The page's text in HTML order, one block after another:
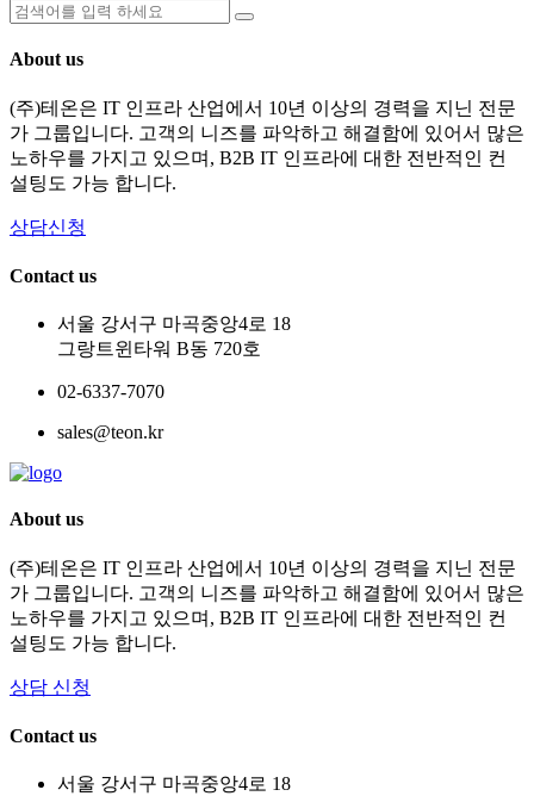
About us
(주)테온은 IT 인프라 산업에서 10년 이상의 경력을 지닌 전문
가 그룹입니다. 고객의 니즈를 파악하고 해결함에 있어서 많은
노하우를 가지고 있으며, B2B IT 인프라에 대한 전반적인 컨
설팅도 가능 합니다.
상담신청
Contact us
서울 강서구 마곡중앙4로 18
그랑트윈타워 B동 720호
02-6337-7070
sales@teon.kr
About us
(주)테온은 IT 인프라 산업에서 10년 이상의 경력을 지닌 전문
가 그룹입니다. 고객의 니즈를 파악하고 해결함에 있어서 많은
노하우를 가지고 있으며, B2B IT 인프라에 대한 전반적인 컨
설팅도 가능 합니다.
상담 신청
Contact us
서울 강서구 마곡중앙4로 18